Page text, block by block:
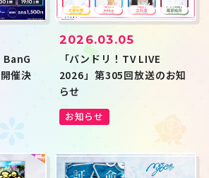
EN
この条件で検索
BanG
催決
2026.03.05
お知らせ
「バンドリ！TV LIVE
2026」第305回放送のお知
らせ